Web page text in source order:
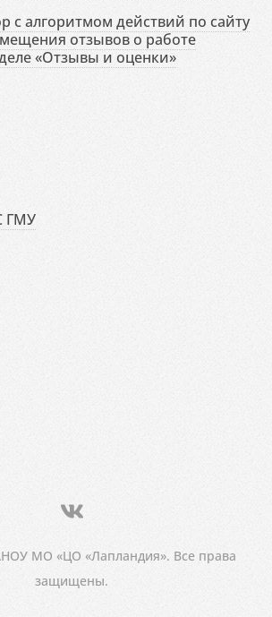
с алгоритмом действий по сайту
отзывов о работе
«Отзывы и оценки»
ГМУ
МО «ЦО «Лапландия». Все права
защищены.